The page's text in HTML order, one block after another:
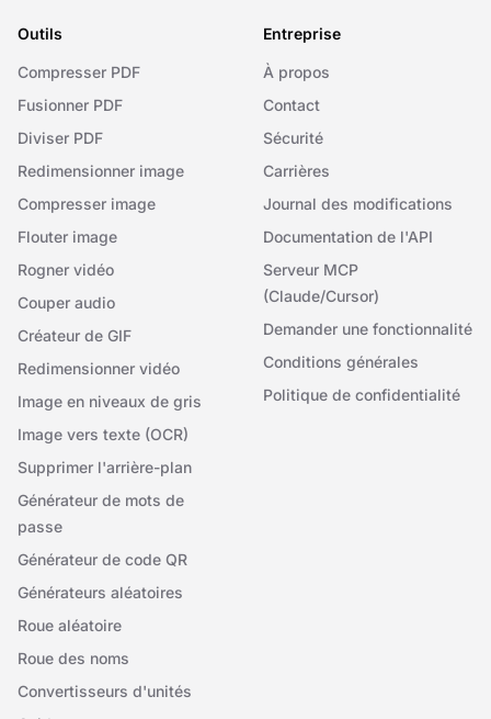
Outils
Compresser PDF
Fusionner PDF
Diviser PDF
Redimensionner image
Compresser image
Flouter image
Rogner vidéo
Couper audio
Créateur de GIF
Redimensionner vidéo
Image en niveaux de gris
Image vers texte (OCR)
Supprimer l'arrière-plan
Générateur de mots de
passe
Générateur de code QR
Générateurs aléatoires
Roue aléatoire
Roue des noms
Convertisseurs d'unités
Entreprise
À propos
Contact
Sécurité
Carrières
Journal des modifications
Documentation de l'API
Serveur MCP
(Claude/Cursor)
Demander une fonctionnalité
Conditions générales
Politique de confidentialité